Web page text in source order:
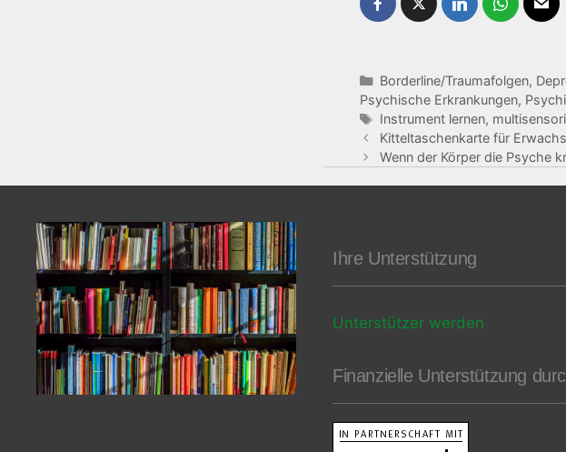
Borderline/Traumafolgen,
Psychische Erkrankungen,
Instrument lernen,
Kitteltaschenkarte für
Wenn der Körper die Psyche
Ihre Unterstützung
Unterstützer werden
Finanzielle Unterstützung